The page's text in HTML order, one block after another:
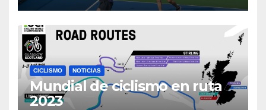
CICLISMO NOTICIAS
Mundial de ciclismo en ruta
2023